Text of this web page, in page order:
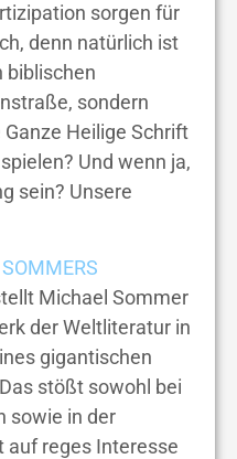
sorgen für
denn natürlich ist
biblischen
sondern
Heilige Schrift
Und wenn ja,
sein? Unsere
SOMMERS
Michael Sommer
der Weltliteratur in
gigantischen
stößt sowohl bei
sowie in der
auf reges Interesse